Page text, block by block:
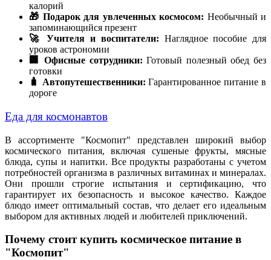
калорий
🎁 Подарок для увлеченных космосом: Необычный и
запоминающийся презент
🚀 Учителя и воспитатели: Наглядное пособие для
уроков астрономии
🏢 Офисные сотрудники: Готовый полезный обед без
готовки
🧳 Автопутешественники: Гарантированное питание в
дороге
Еда для космонавтов
В ассортименте "Космопит" представлен широкий выбор
космического питания, включая сушеные фрукты, мясные
блюда, супы и напитки. Все продукты разработаны с учетом
потребностей организма в различных витаминах и минералах.
Они прошли строгие испытания и сертификацию, что
гарантирует их безопасность и высокое качество. Каждое
блюдо имеет оптимальный состав, что делает его идеальным
выбором для активных людей и любителей приключений.
Почему стоит купить космическое питание в
"Космопит"